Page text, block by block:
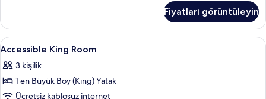
görün
Kişilik
Yatak
hakkında
fazla
detay
Fiyatları görüntüleyin
Accessible
King
Room
için
Minibar, odada kasa, masa, dizüstü
5
Accessible King Room
3 kişilik
1 en Büyük Boy (King) Yatak
Ücretsiz kablosuz internet